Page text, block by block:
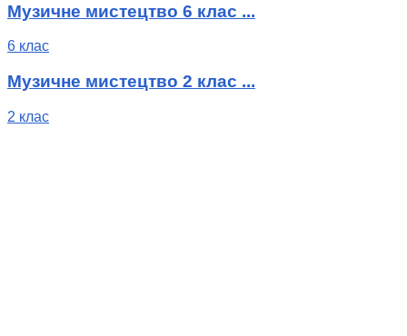
Музичне мистецтво 6 клас ...
6 клас
Музичне мистецтво 2 клас ...
2 клас